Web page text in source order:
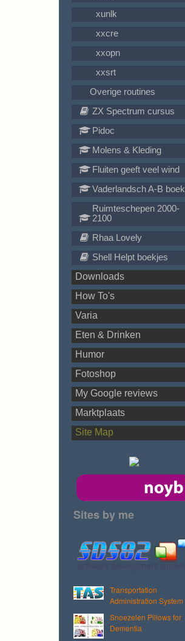
xunlk
xxcre
xxopn
xxsrt
Overige routines
ZX Spectrum cursus
Pidoc
Molens & Kleding
Fluiten geeft veel wind
Vaderlandsch A-B boek
Ruimteschepen 2000-
2100
Rhaa Lovely
Shell Helpt boekjes
Downloads
How To's
Varia
Eten & Drinken
Humor
Fotoshop
My Google reviews
Marktplaats
Site Map
Sites by me
Transportation
Administration System
Snoezelen Pillows for
Dementia